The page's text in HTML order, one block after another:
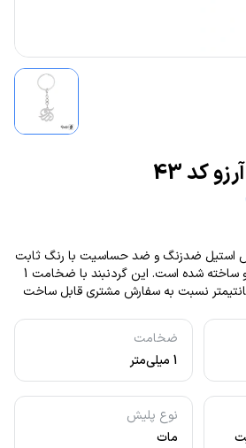
کد 43
ضخامت
1 میلی‌متر
نوع پلیش
مات
آرزو کد 43 از جنس استیل ضدزنگ و ضد حساسیت با رنگ ثابت
توسط زیورآلات نگار طراحی و ساخته شده است. این گردنبند با ضخامت 1
در ابعاد 2.5 تا 4 سانتیمتر نسبت به سفارش مشتری قابل ساخت